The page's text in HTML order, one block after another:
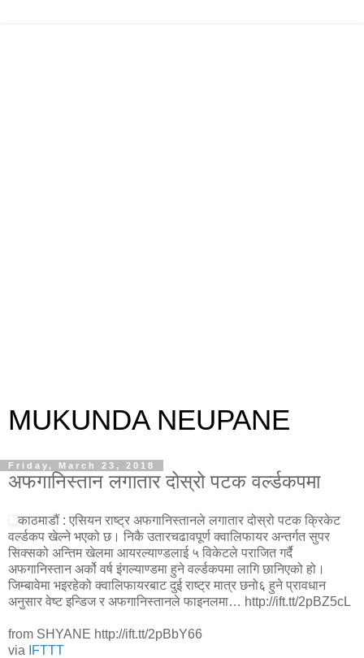
MUKUNDA NEUPANE
Friday, March 23, 2018
अफगानिस्तान लगातार दोस्रो पटक वर्ल्डकपमा
काठमाडौं : एसियन राष्ट्र अफगानिस्तानले लगातार दोस्रो पटक क्रिकेट
वर्ल्डकप खेल्ने भएको छ। निकै उतारचढावपूर्ण क्वालिफायर अन्तर्गत सुपर
सिक्सको अन्तिम खेलमा आयरल्याण्डलाई ५ विकेटले पराजित गर्दै
अफगानिस्तान अर्को वर्ष इंगल्याण्डमा हुने वर्ल्डकपमा लागि छानिएको हो।
जिम्बावेमा भइरहेको क्वालिफायरबाट दुई राष्ट्र मात्र छनो६ हुने प्रावधान
अनुसार वेष्ट इन्डिज र अफगानिस्तानले फाइनलमा… http://ift.tt/2pBZ5cL
from SHYANE http://ift.tt/2pBbY66
via
IFTTT